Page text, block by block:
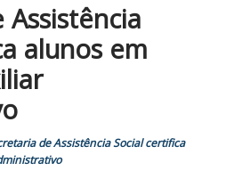
alunos em
de Assistência Social certifica